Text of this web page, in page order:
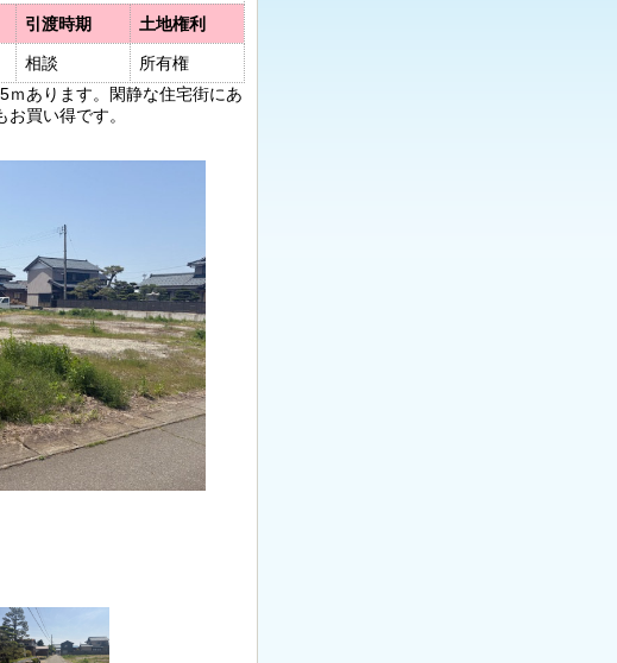
引渡時期 土地権利
相談
所有権
あります。閑静な住宅街にあ
買い得です。